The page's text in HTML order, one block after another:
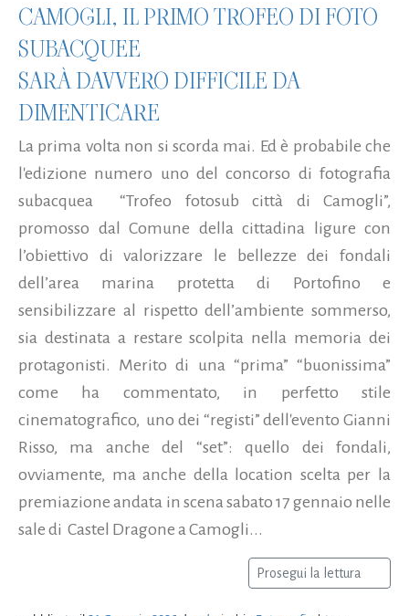
CAMOGLI, IL PRIMO TROFEO DI FOTO
SUBACQUEE
SARÀ DAVVERO DIFFICILE DA
DIMENTICARE
La prima volta non si scorda mai. Ed è probabile che
l'edizione numero uno del concorso di fotografia
subacquea “Trofeo fotosub città di Camogli”,
promosso dal Comune della cittadina ligure con
l’obiettivo di valorizzare le bellezze dei fondali
dell’area marina protetta di Portofino e
sensibilizzare al rispetto dell’ambiente sommerso,
sia destinata a restare scolpita nella memoria dei
protagonisti. Merito di una “prima” “buonissima”
come ha commentato, in perfetto stile
cinematografico, uno dei “registi” dell'evento Gianni
Risso, ma anche del “set”: quello dei fondali,
ovviamente, ma anche della location scelta per la
premiazione andata in scena sabato 17 gennaio nelle
sale di Castel Dragone a Camogli...
Prosegui la lettura